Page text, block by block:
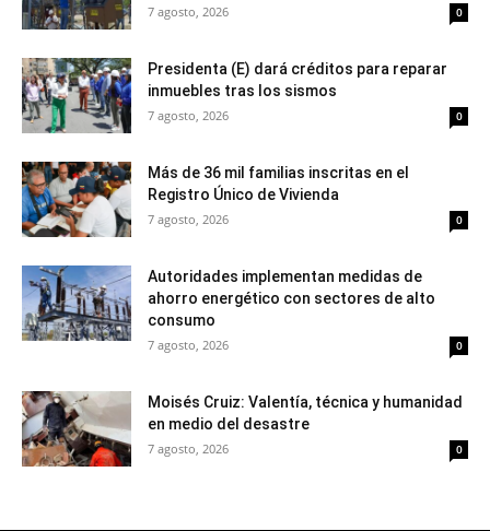
7 agosto, 2026 0
Presidenta (E) dará créditos para reparar
inmuebles tras los sismos
7 agosto, 2026 0
Más de 36 mil familias inscritas en el
Registro Único de Vivienda
7 agosto, 2026 0
Autoridades implementan medidas de
ahorro energético con sectores de alto
consumo
7 agosto, 2026 0
Moisés Cruiz: Valentía, técnica y humanidad
en medio del desastre
7 agosto, 2026 0